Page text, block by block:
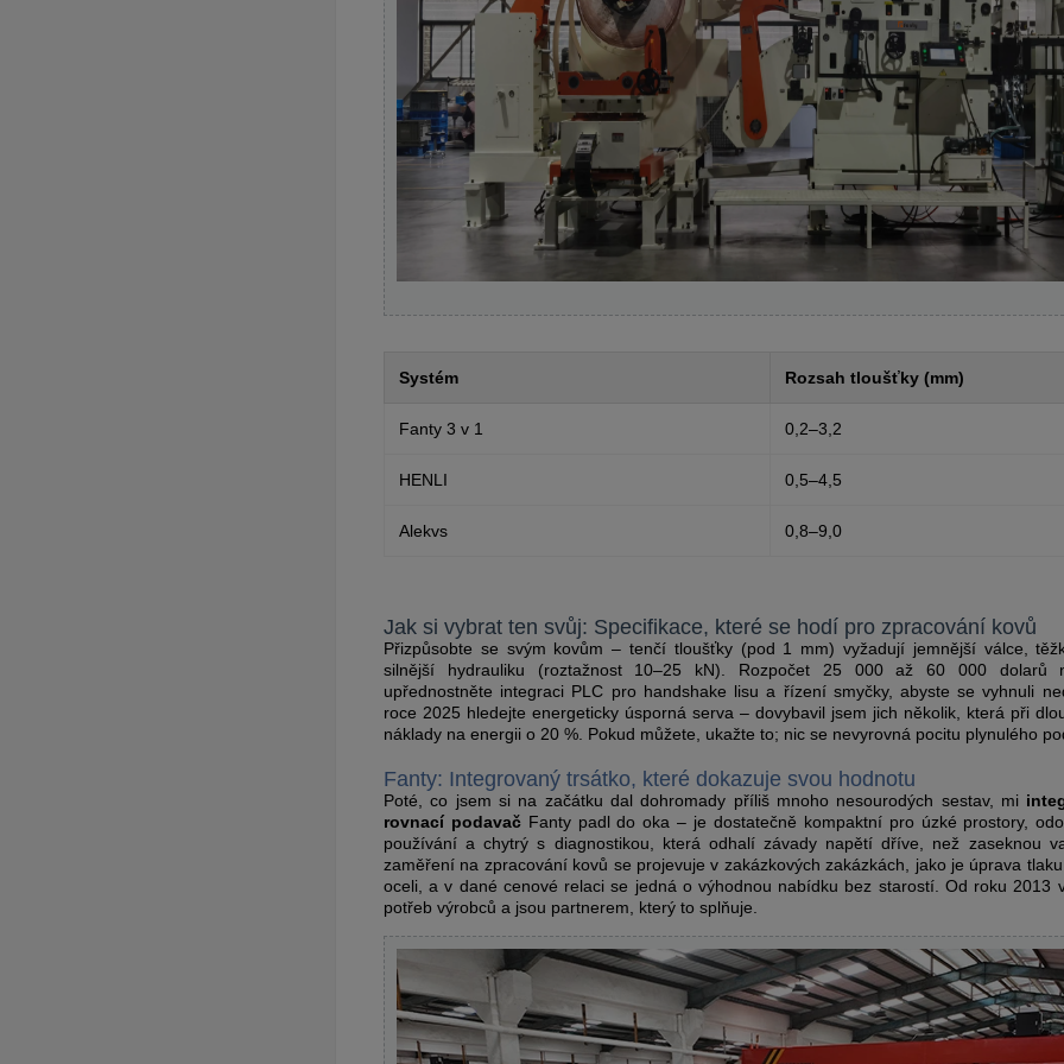
Systém Rozsah tloušťky (mm)
Fanty 3 v 1 0,2–3,2
HENLI 0,5–4,5
Alekvs 0,8–9,0
Jak si vybrat ten svůj: Specifikace, které se hodí pro zpracování kovů
Přizpůsobte se svým kovům – tenčí tloušťky (pod 1 mm) vyžadují jemnější válce,
silnější hydrauliku (roztažnost 10–25 kN).
Rozpočet 25 000 až 60 000 dolarů
upřednostněte integraci PLC pro handshake lisu a řízení smyčky, abyste se vyhnuli
roce 2025 hledejte energeticky úsporná serva – dovybavil jsem jich několik, která při
náklady na energii o 20 %. Pokud můžete, ukažte to; nic se nevyrovná pocitu plynulého
Fanty: Integrovaný trsátko, které dokazuje svou hodnotu
Poté, co jsem si na začátku dal dohromady příliš mnoho nesourodých sestav, mi
rovnací podavačFanty padl do oka – je dostatečně kompaktní pro úzké prostory,
používání a chytrý s diagnostikou, která odhalí závady napětí dříve, než zaseknou
zaměření na zpracování kovů se projevuje v zakázkových zakázkách, jako je úprava
oceli, a v dané cenové relaci se jedná o výhodnou nabídku bez starostí. Od roku 2013
potřeb výrobců a jsou partnerem, který to splňuje.